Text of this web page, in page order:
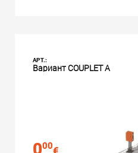
АРТ.:
Вариант COUPLET A
000